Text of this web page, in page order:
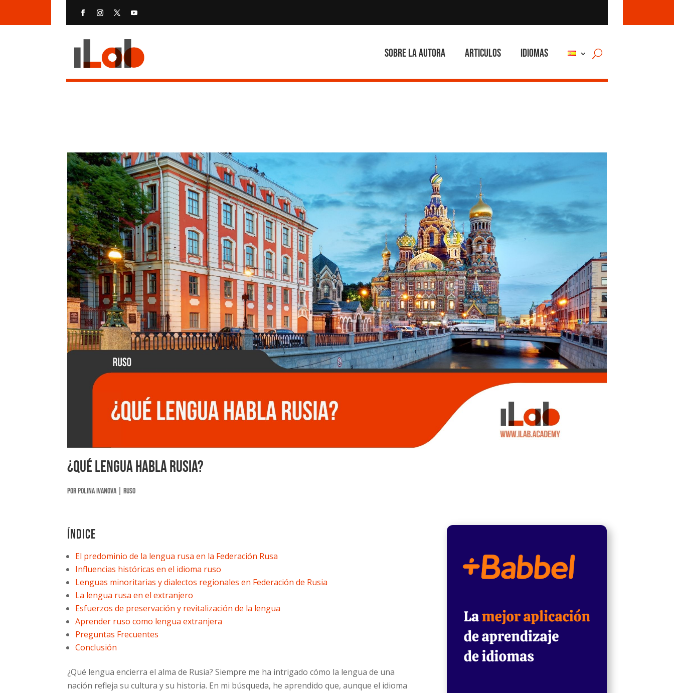
Sobre la autora Articulos Idiomas
¿Qué lengua habla Rusia?
porPolina Ivanova |Ruso
Índice
El predominio de la lengua rusa en la Federación Rusa
Influencias históricas en el idioma ruso
Lenguas minoritarias y dialectos regionales en Federación de Rusia
La lengua rusa en el extranjero
Esfuerzos de preservación y revitalización de la lengua
Aprender ruso como lengua extranjera
Preguntas Frecuentes
Conclusión
¿Qué lengua encierra el alma de Rusia? Siempre me ha intrigado cómo la lengua de una
nación refleja su cultura y su historia. En mi búsqueda, he aprendido que, aunque el idioma